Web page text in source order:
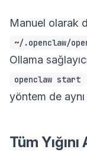
Manuel olarak
~/.openclaw/
Ollama
openclaw start
yöntem de aynı
Tüm